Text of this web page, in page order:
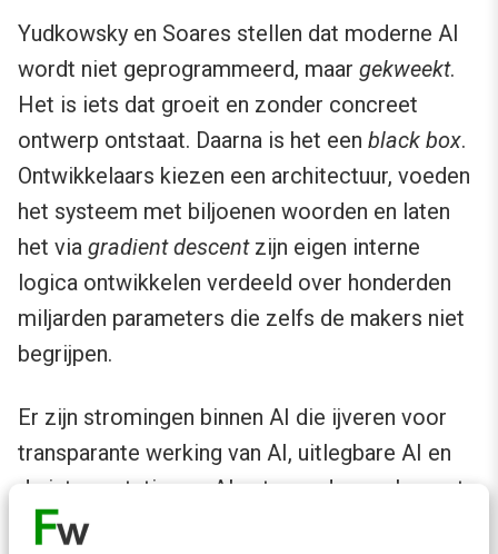
Yudkowsky en Soares stellen dat moderne AI
wordt niet geprogrammeerd, maar gekweekt.
Het is iets dat groeit en zonder concreet
ontwerp ontstaat. Daarna is het een black box.
Ontwikkelaars kiezen een architectuur, voeden
het systeem met biljoenen woorden en laten
het via gradient descentzijn eigen interne
logica ontwikkelen verdeeld over honderden
miljarden parameters die zelfs de makers niet
begrijpen.
Er zijn stromingen binnen AI die ijveren voor
transparante werking van AI, uitlegbare AI en
de interpretatie van AI antwoorden proberen te
onderbouwen. Deze inspanningen moeten